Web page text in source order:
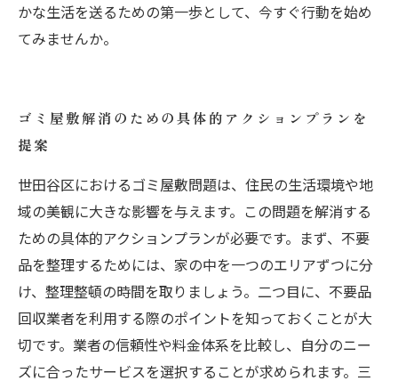
かな生活を送るための第一歩として、今すぐ行動を始め
てみませんか。
ゴミ屋敷解消のための具体的アクションプランを
提案
世田谷区におけるゴミ屋敷問題は、住民の生活環境や地
域の美観に大きな影響を与えます。この問題を解消する
ための具体的アクションプランが必要です。まず、不要
品を整理するためには、家の中を一つのエリアずつに分
け、整理整頓の時間を取りましょう。二つ目に、不要品
回収業者を利用する際のポイントを知っておくことが大
切です。業者の信頼性や料金体系を比較し、自分のニー
ズに合ったサービスを選択することが求められます。三